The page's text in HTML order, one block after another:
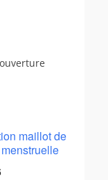
maillot de